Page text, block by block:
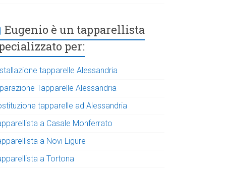
Eugenio è un tapparellista
per:
tapparelle Alessandria
Tapparelle Alessandria
tapparelle ad Alessandria
a Casale Monferrato
a Novi Ligure
a Tortona